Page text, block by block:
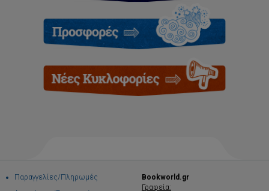
Παραγγελίες/Πληρωμές
Bookworld.gr
Γραφεία: